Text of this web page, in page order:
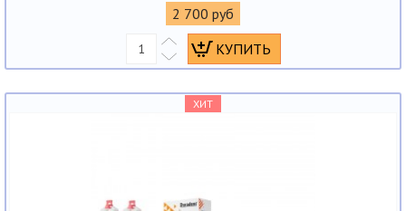
2 700 руб
ХИТ